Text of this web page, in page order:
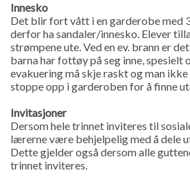
Innesko
Det blir fort vått i en garderobe med
derfor ha sandaler/innesko. Elever
strømpene ute. Ved en ev. brann er
barna har fottøy på seg inne, spesielt
evakuering må skje raskt og man ikke
stoppe opp i garderoben for å finne
Invitasjoner
Dersom hele trinnet inviteres til
lærerne være behjelpelig med å dele
Dette gjelder også dersom alle
trinnet inviteres.